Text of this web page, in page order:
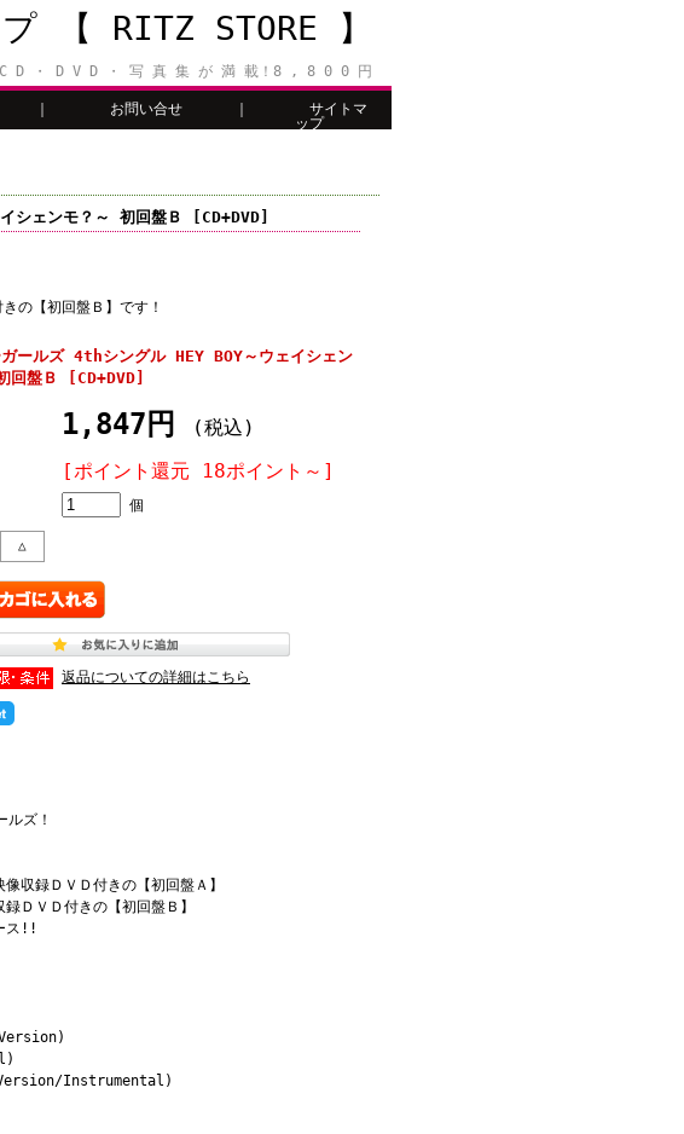
【 RITZ STORE 】
D ・ D V D ・ 写 真 集 が 満 載！8 , 8 0 0 円
お問い合せ
サイトマ
ップ
シェンモ？～ 初回盤Ｂ [CD+DVD]
の【初回盤Ｂ】です！
ガールズ 4thシングル HEY BOY～ウェイシェン
回盤Ｂ [CD+DVD]
1,847円
(税込)
[ポイント還元 18ポイント～]
個
△
返品についての詳細はこちら
ズ！
収録ＤＶＤ付きの【初回盤Ａ】
ＤＶＤ付きの【初回盤Ｂ】
ス!!
Version/Instrumental)